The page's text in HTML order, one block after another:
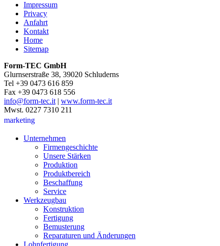
Impressum
Privacy
Anfahrt
Kontakt
Home
Sitemap
Form-TEC GmbH
Glurnserstraße 38, 39020 Schluderns
Tel +39 0473 616 859
Fax +39 0473 618 556
info@form-tec.it| www.form-tec.it
Mwst. 0227 7310 211
marketing
Unternehmen
Firmengeschichte
Unsere Stärken
Produktion
Produktbereich
Beschaffung
Service
Werkzeugbau
Konstruktion
Fertigung
Bemusterung
Reparaturen und Änderungen
Lohnfertigung